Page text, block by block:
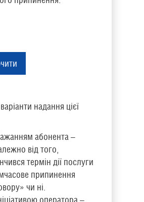
надання цієї
абонента –
від того,
термін дії послуги
припинення
чи ні.
оператора –